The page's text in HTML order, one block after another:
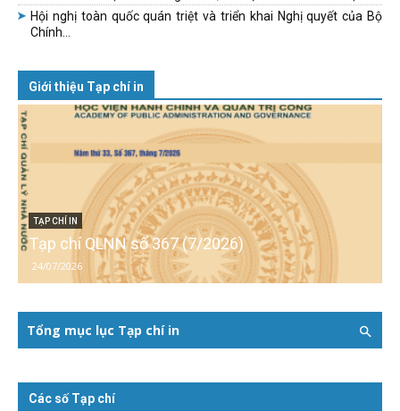
Hội nghị toàn quốc quán triệt và triển khai Nghị quyết của Bộ
Chính...
Giới thiệu Tạp chí in
TẠP CHÍ IN
Tạp chí QLNN số 367 (7/2026)
24/07/2026
Tổng mục lục Tạp chí in
Các số Tạp chí